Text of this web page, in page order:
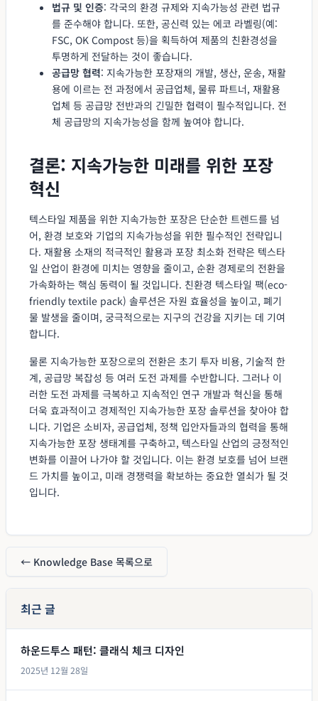
법규 및 인증: 각국의 환경 규제와 지속가능성 관련 법규
를 준수해야 합니다. 또한, 공신력 있는 에코 라벨링(예:
FSC, OK Compost 등)을 획득하여 제품의 친환경성을
투명하게 전달하는 것이 좋습니다.
공급망 협력: 지속가능한 포장재의 개발, 생산, 운송, 재활
용에 이르는 전 과정에서 공급업체, 물류 파트너, 재활용
업체 등 공급망 전반과의 긴밀한 협력이 필수적입니다. 전
체 공급망의 지속가능성을 함께 높여야 합니다.
결론: 지속가능한 미래를 위한 포장
혁신
텍스타일 제품을 위한 지속가능한 포장은 단순한 트렌드를 넘
어, 환경 보호와 기업의 지속가능성을 위한 필수적인 전략입니
다. 재활용 소재의 적극적인 활용과 포장 최소화 전략은 텍스타
일 산업이 환경에 미치는 영향을 줄이고, 순환 경제로의 전환을
가속화하는 핵심 동력이 될 것입니다. 친환경 텍스타일 팩(eco-
friendly textile pack) 솔루션은 자원 효율성을 높이고, 폐기
물 발생을 줄이며, 궁극적으로는 지구의 건강을 지키는 데 기여
합니다.
물론 지속가능한 포장으로의 전환은 초기 투자 비용, 기술적 한
계, 공급망 복잡성 등 여러 도전 과제를 수반합니다. 그러나 이
러한 도전 과제를 극복하고 지속적인 연구 개발과 혁신을 통해
더욱 효과적이고 경제적인 지속가능한 포장 솔루션을 찾아야 합
니다. 기업은 소비자, 공급업체, 정책 입안자들과의 협력을 통해
지속가능한 포장 생태계를 구축하고, 텍스타일 산업의 긍정적인
변화를 이끌어 나가야 할 것입니다. 이는 환경 보호를 넘어 브랜
드 가치를 높이고, 미래 경쟁력을 확보하는 중요한 열쇠가 될 것
입니다.
← Knowledge Base 목록으로
최근 글
하운드투스 패턴: 클래식 체크 디자인
2025년 12월 28일